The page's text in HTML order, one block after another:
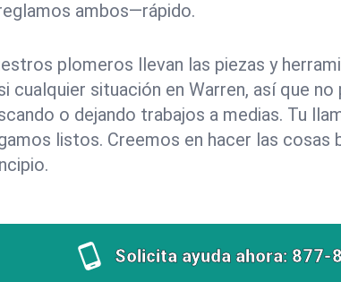
ambos—rápido.
plomeros llevan las piezas y
cualquier situación en Warren, así que
o dejando trabajos a medias. Tu
listos. Creemos en hacer las cosas
Solicita ayuda ahora: 877-